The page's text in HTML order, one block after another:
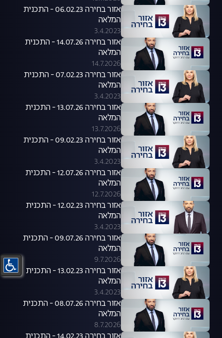
אזור בחירה 06.02.23 - התכנית
המלאה
3.4.2023
אזור בחירה 14.07.26 - התכנית
המלאה
14.7.2026
אזור בחירה 07.02.23 - התכנית
המלאה
3.4.2023
אזור בחירה 13.07.26 - התכנית
המלאה
13.7.2026
אזור בחירה 09.02.23 - התכנית
המלאה
3.4.2023
אזור בחירה 12.07.26 - התכנית
המלאה
12.7.2026
אזור בחירה 12.02.23 - התכנית
המלאה
3.4.2023
אזור בחירה 09.07.26 - התכנית
המלאה
9.7.2026
אזור בחירה 13.02.23 - התכנית
המלאה
3.4.2023
אזור בחירה 08.07.26 - התכנית
המלאה
8.7.2026